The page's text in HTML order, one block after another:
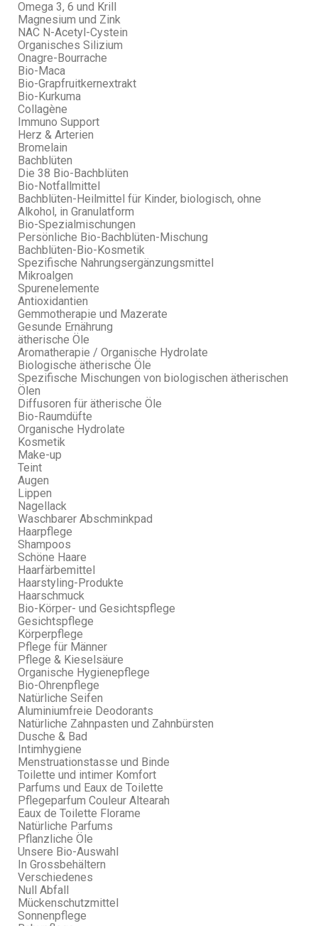
Omega 3, 6 und Krill
Magnesium und Zink
NAC N-Acetyl-Cystein
Organisches Silizium
Onagre-Bourrache
Bio-Maca
Bio-Grapfruitkernextrakt
Bio-Kurkuma
Collagène
Immuno Support
Herz & Arterien
Bromelain
Bachblüten
Die 38 Bio-Bachblüten
Bio-Notfallmittel
Bachblüten-Heilmittel für Kinder, biologisch, ohne
Alkohol, in Granulatform
Bio-Spezialmischungen
Persönliche Bio-Bachblüten-Mischung
Bachblüten-Bio-Kosmetik
Spezifische Nahrungsergänzungsmittel
Mikroalgen
Spurenelemente
Antioxidantien
Gemmotherapie und Mazerate
Gesunde Ernährung
ätherische Öle
Aromatherapie / Organische Hydrolate
Biologische ätherische Öle
Spezifische Mischungen von biologischen ätherischen
Ölen
Diffusoren für ätherische Öle
Bio-Raumdüfte
Organische Hydrolate
Kosmetik
Make-up
Teint
Augen
Lippen
Nagellack
Waschbarer Abschminkpad
Haarpflege
Shampoos
Schöne Haare
Haarfärbemittel
Haarstyling-Produkte
Haarschmuck
Bio-Körper- und Gesichtspflege
Gesichtspflege
Körperpflege
Pflege für Männer
Pflege & Kieselsäure
Organische Hygienepflege
Bio-Ohrenpflege
Natürliche Seifen
Aluminiumfreie Deodorants
Natürliche Zahnpasten und Zahnbürsten
Dusche & Bad
Intimhygiene
Menstruationstasse und Binde
Toilette und intimer Komfort
Parfums und Eaux de Toilette
Pflegeparfum Couleur Altearah
Eaux de Toilette Florame
Natürliche Parfums
Pflanzliche Öle
Unsere Bio-Auswahl
In Grossbehältern
Verschiedenes
Null Abfall
Mückenschutzmittel
Sonnenpflege